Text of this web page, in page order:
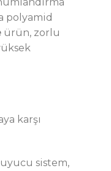
polyamid
ürün, zorlu
karşı
sistem,